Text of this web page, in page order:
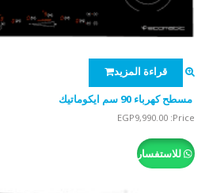
قراءة المزيد
مسطح كهرباء 90 سم ايكوماتيك
Price:
EGP9,990.00
للاستفسار